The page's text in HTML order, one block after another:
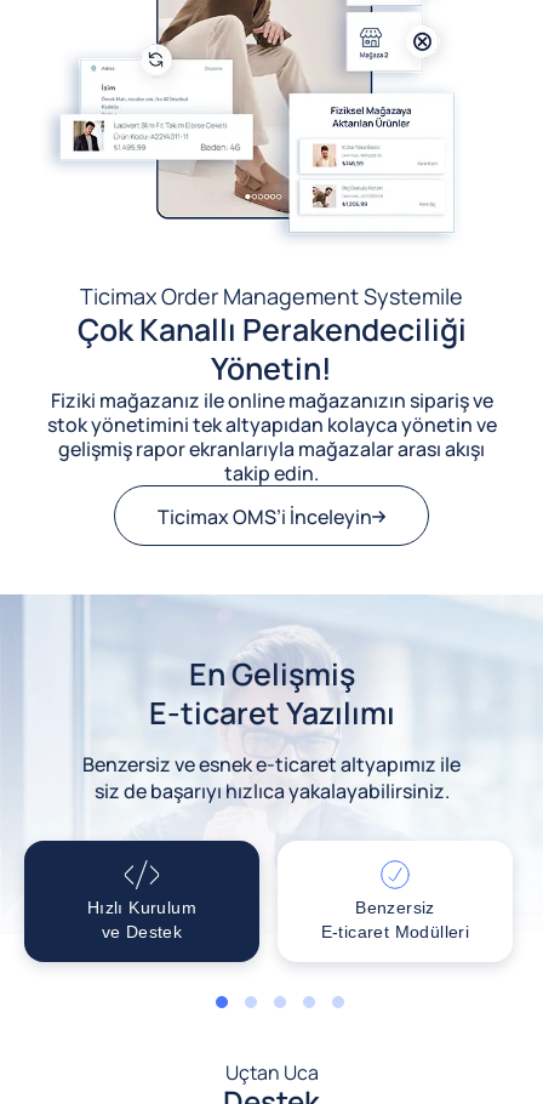
Ticimax Order Management Systemile
Çok Kanallı Perakendeciliği
Yönetin!
Fiziki mağazanız ile online mağazanızın sipariş ve
stok yönetimini tek altyapıdan kolayca yönetin ve
gelişmiş rapor ekranlarıyla mağazalar arası akışı
takip edin.
Ticimax OMS’i İnceleyin
En Gelişmiş
E-ticaret Yazılımı
Benzersiz ve esnek e-ticaret altyapımız ile
siz de başarıyı hızlıca yakalayabilirsiniz.
Hızlı Kurulum
ve Destek
Benzersiz
E-ticaret Modülleri
1 2 3 4 5
Uçtan Uca